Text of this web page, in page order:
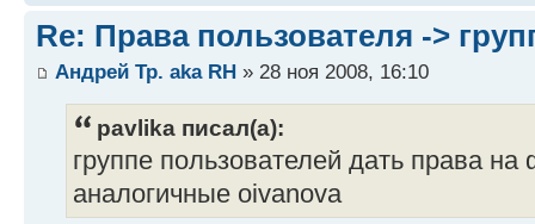
Re: Права пользователя ->
Андрей Тр. aka RH » 28 ноя 2008, 16:10
pavlika писал(а):
группе пользователей дать права
аналогичные oivanova